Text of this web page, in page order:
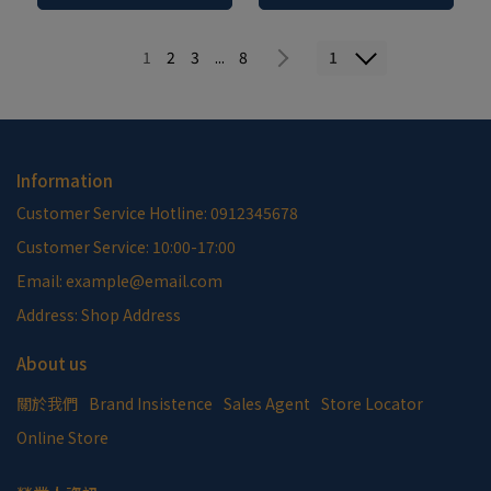
copy-copy-copy-copy-
copy-copy-copy-copy-
copy-copy-copy-copy-
copy-copy-copy-copy-
copy-copy-copy-copy-
copy-copy-copy-copy-
1 2 3 ... 8 1
Information
Customer Service Hotline: 0912345678
Customer Service: 10:00-17:00
Email: example@email.com
Address: Shop Address
About us
關於我們 Brand Insistence Sales Agent Store Locator
Online Store